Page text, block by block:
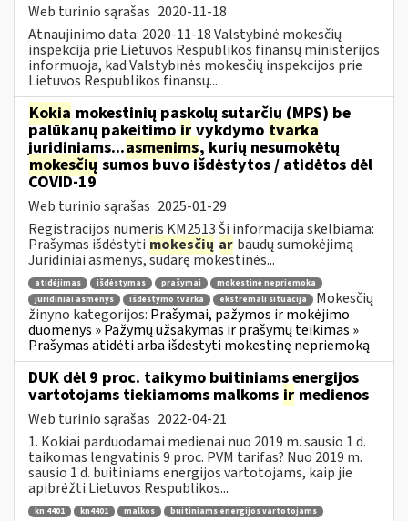
Web turinio sąrašas 2020-11-18
Atnaujinimo data: 2020-11-18 Valstybinė mokesčių
inspekcija prie Lietuvos Respublikos finansų ministerijos
informuoja, kad Valstybinės mokesčių inspekcijos prie
Lietuvos Respublikos finansų...
Kokia mokestinių paskolų sutarčių (MPS) be
palūkanų pakeitimo ir vykdymo tvarka
juridiniams...asmenims, kurių nesumokėtų
mokesčių sumos buvo išdėstytos / atidėtos dėl
COVID-19
Web turinio sąrašas 2025-01-29
Registracijos numeris KM2513 Ši informacija skelbiama:
Prašymas išdėstyti mokesčių ar baudų sumokėjimą
Juridiniai asmenys, sudarę mokestinės...
atidėjimas išdėstymas prašymai
mokestinė nepriemoka
juridiniai asmenys
išdėstymo tvarka ekstremali situacija
Mokesčių
žinyno kategorijos: Prašymai, pažymos ir mokėjimo
duomenys » Pažymų užsakymas ir prašymų teikimas »
Prašymas atidėti arba išdėstyti mokestinę nepriemoką
DUK dėl 9 proc. taikymo buitiniams energijos
vartotojams tiekiamoms malkoms ir medienos
Web turinio sąrašas 2022-04-21
1. Kokiai parduodamai medienai nuo 2019 m. sausio 1 d.
taikomas lengvatinis 9 proc. PVM tarifas? Nuo 2019 m.
sausio 1 d. buitiniams energijos vartotojams, kaip jie
apibrėžti Lietuvos Respublikos...
kn 4401 kn4401 malkos buitiniams energijos vartotojams